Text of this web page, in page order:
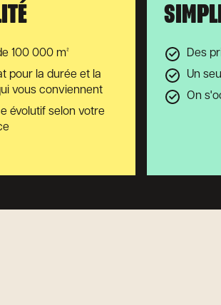
100 000 m²
pour la durée et la
vous conviennent
évolutif selon votre
Des
Un
On